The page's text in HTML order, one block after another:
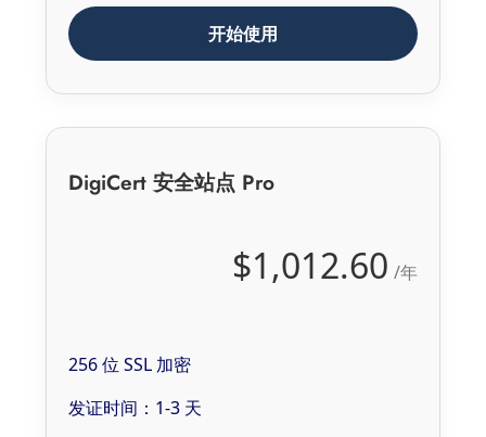
开始使用
DigiCert 安全站点 Pro
$1,012.60 /年
256 位 SSL 加密
发证时间：1-3 天